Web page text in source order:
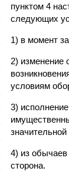
пунктом 4
следующих
1) в момент
2) изменение
условиям
3)
4) из обычаев
сторона.